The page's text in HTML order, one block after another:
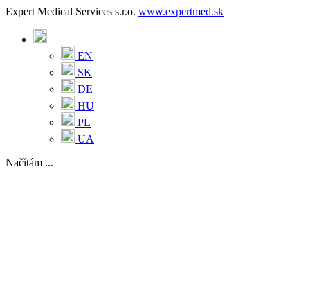
Expert Medical Services s.r.o. www.expertmed.sk
EN
SK
DE
HU
PL
UA
Načítám ...